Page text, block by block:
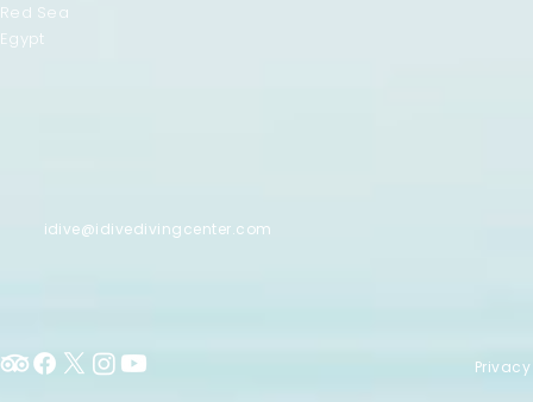
Red Sea
Egypt
idive@idivedivingcenter.com